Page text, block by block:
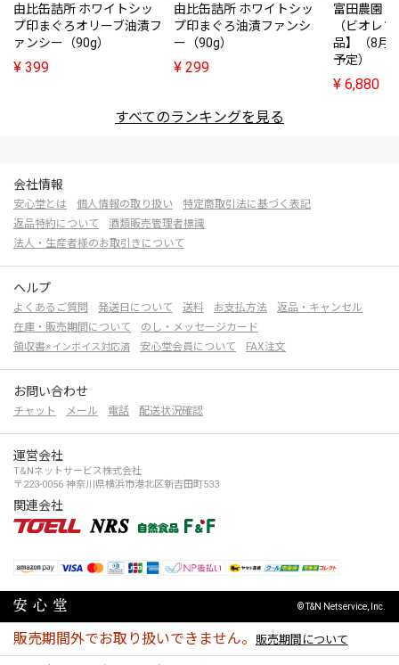
販売期間外でお取り扱いできません。 販売期間について
由比缶詰所 ホワイトシッ
プ印まぐろオリーブ油漬フ
ァンシー（90g）
¥ 399
由比缶詰所 ホワイトシッ
プ印まぐろ油漬ファンシ
ー（90g）
¥ 299
富田農園
（ビオレ
品】（8月
予定）
¥ 6,880
すべてのランキングを見る
会社情報
安心堂とは 個人情報の取り扱い
特定商取引法に基づく表記
返品特約について
酒類販売管理者標識
法人・生産者様のお取引きについて
ヘルプ
よくあるご質問 発送日について 送料 お支払方法
返品・キャンセル
在庫・販売期間について
のし・メッセージカード
領収書※インボイス対応済 安心堂会員について FAX注文
お問い合わせ
チャット メール 電話 配送状況確認
運営会社
T&Nネットサービス株式会社
〒223-0056 神奈川県横浜市港北区新吉田町533
関連会社
© T&N Netservice, Inc.